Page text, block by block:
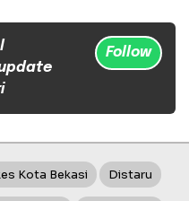
Follow
Kota Bekasi Distaru